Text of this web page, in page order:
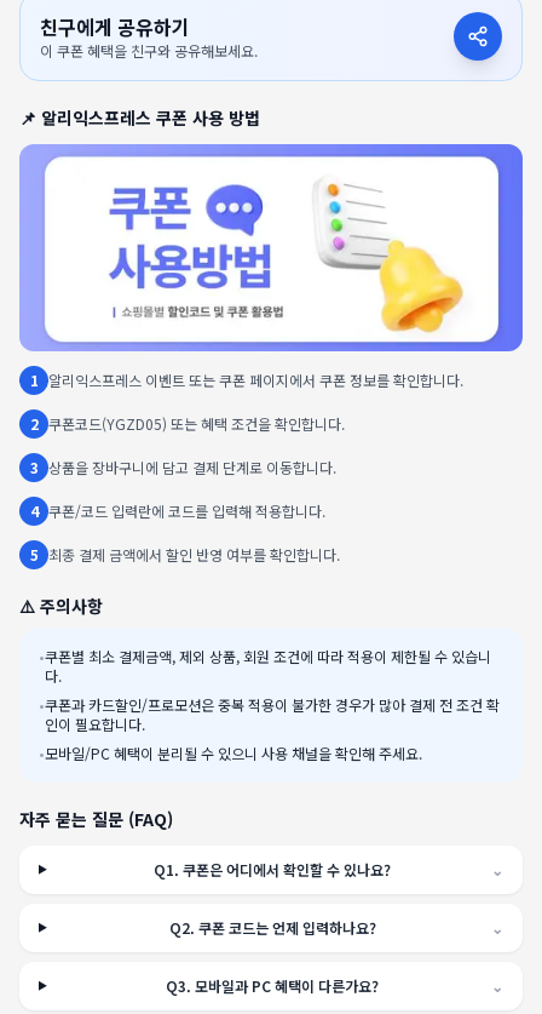
친구에게 공유하기
이 쿠폰 혜택을 친구와 공유해보세요.
📌 알리익스프레스 쿠폰 사용 방법
1 알리익스프레스 이벤트 또는 쿠폰 페이지에서 쿠폰 정보를 확인합니다.
2 쿠폰코드(YGZD05) 또는 혜택 조건을 확인합니다.
3 상품을 장바구니에 담고 결제 단계로 이동합니다.
4 쿠폰/코드 입력란에 코드를 입력해 적용합니다.
5 최종 결제 금액에서 할인 반영 여부를 확인합니다.
⚠️ 주의사항
•쿠폰별 최소 결제금액, 제외 상품, 회원 조건에 따라 적용이 제한될 수 있습니
다.
•쿠폰과 카드할인/프로모션은 중복 적용이 불가한 경우가 많아 결제 전 조건 확
인이 필요합니다.
•모바일/PC 혜택이 분리될 수 있으니 사용 채널을 확인해 주세요.
자주 묻는 질문 (FAQ)
Q1.쿠폰은 어디에서 확인할 수 있나요? ⌄
Q2. 쿠폰 코드는 언제 입력하나요? ⌄
Q3.모바일과 PC 혜택이 다른가요? ⌄